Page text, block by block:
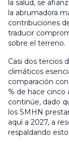
la salud, se
la abrumadora
contribuciones
traducir
sobre el terreno.
Casi dos tercios
climáticos
comparación
% de hace cinco
continúe, dado
los SMHN
aquí a 2027, a
respaldando